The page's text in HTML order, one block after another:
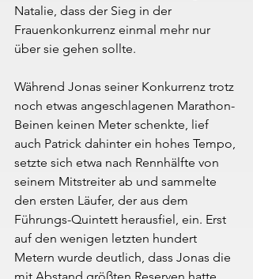
Natalie, dass der Sieg in der
Frauenkonkurrenz einmal mehr nur
über sie gehen sollte.
Während Jonas seiner Konkurrenz trotz
noch etwas angeschlagenen Marathon-
Beinen keinen Meter schenkte, lief
auch Patrick dahinter ein hohes Tempo,
setzte sich etwa nach Rennhälfte von
seinem Mitstreiter ab und sammelte
den ersten Läufer, der aus dem
Führungs-Quintett herausfiel, ein. Erst
auf den wenigen letzten hundert
Metern wurde deutlich, dass Jonas die